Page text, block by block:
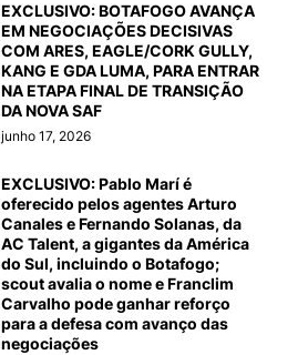
EXCLUSIVO: BOTAFOGO AVANÇA
EM NEGOCIAÇÕES DECISIVAS
COM ARES, EAGLE/CORK GULLY,
KANG E GDA LUMA, PARA ENTRAR
NA ETAPA FINAL DE TRANSIÇÃO
DA NOVA SAF
junho 17, 2026
EXCLUSIVO: Pablo Marí é
oferecido pelos agentes Arturo
Canales e Fernando Solanas, da
AC Talent, a gigantes da América
do Sul, incluindo o Botafogo;
scout avalia o nome e Franclim
Carvalho pode ganhar reforço
para a defesa com avanço das
negociações